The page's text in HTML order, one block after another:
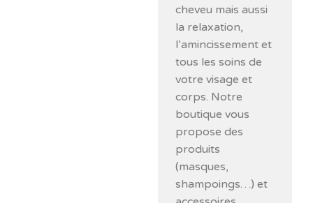
cheveu mais aussi
la relaxation,
l’amincissement et
tous les soins de
votre visage et
corps. Notre
boutique vous
propose des
produits
(masques,
shampoings…) et